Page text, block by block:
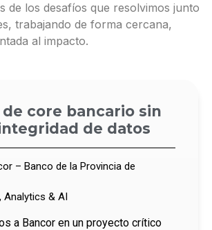
de los desafíos que resolvimos junto
trabajando de forma cercana,
al impacto.
de core bancario sin
de datos
– Banco de la Provincia de
Analytics & AI
a Bancor en un proyecto crítico